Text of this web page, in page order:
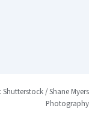
/ Shane Myers
Photography